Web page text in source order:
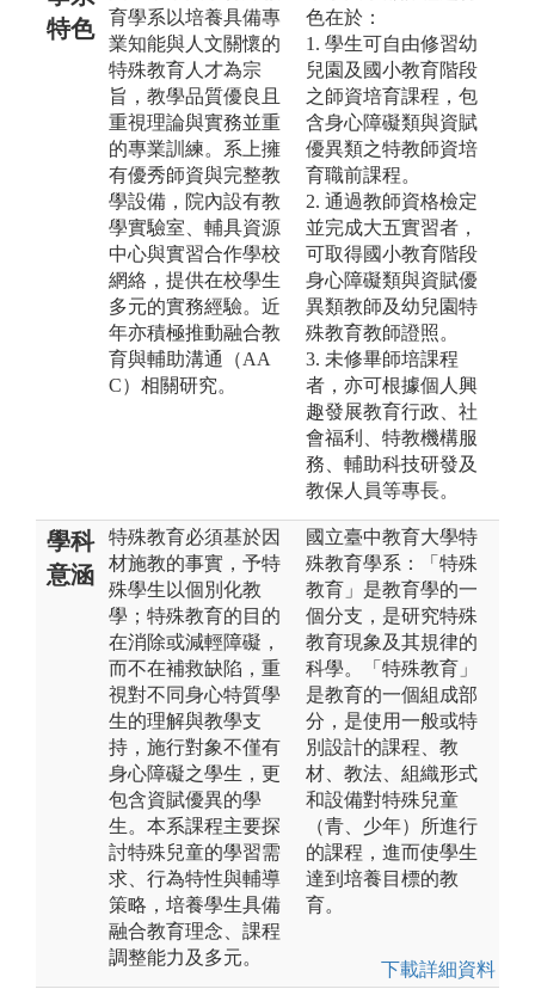
特色
育學系以培養具備專
業知能與人文關懷的
特殊教育人才為宗
旨，教學品質優良且
重視理論與實務並重
的專業訓練。系上擁
有優秀師資與完整教
學設備，院內設有教
學實驗室、輔具資源
中心與實習合作學校
網絡，提供在校學生
多元的實務經驗。近
年亦積極推動融合教
育與輔助溝通（AA
C）相關研究。
色在於：
1. 學生可自由修習幼
兒園及國小教育階段
之師資培育課程，包
含身心障礙類與資賦
優異類之特教師資培
育職前課程。
2. 通過教師資格檢定
並完成大五實習者，
可取得國小教育階段
身心障礙類與資賦優
異類教師及幼兒園特
殊教育教師證照。
3. 未修畢師培課程
者，亦可根據個人興
趣發展教育行政、社
會福利、特教機構服
務、輔助科技研發及
教保人員等專長。
學科
意涵
特殊教育必須基於因
材施教的事實，予特
殊學生以個別化教
學；特殊教育的目的
在消除或減輕障礙，
而不在補救缺陷，重
視對不同身心特質學
生的理解與教學支
持，施行對象不僅有
身心障礙之學生，更
包含資賦優異的學
生。本系課程主要探
討特殊兒童的學習需
求、行為特性與輔導
策略，培養學生具備
融合教育理念、課程
調整能力及多元。
國立臺中教育大學特
殊教育學系：「特殊
教育」是教育學的一
個分支，是研究特殊
教育現象及其規律的
科學。「特殊教育」
是教育的一個組成部
分，是使用一般或特
別設計的課程、教
材、教法、組織形式
和設備對特殊兒童
（青、少年）所進行
的課程，進而使學生
達到培養目標的教
育。
下載詳細資料